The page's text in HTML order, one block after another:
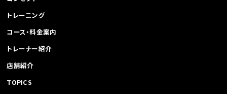
トレーニング
コース・料金案内
トレーナー紹介
店舗紹介
TOPICS